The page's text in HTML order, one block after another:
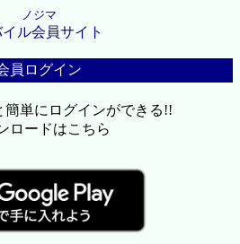
ノジマ
ル会員サイト
員ログイン
簡単にログインができる!!
ロードはこちら